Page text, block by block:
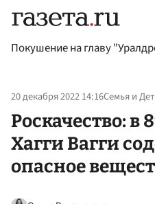
Покушение на главу
20 декабря 2022 14:16Семья и
Роскачество: в
Хагги Вагги
опасное